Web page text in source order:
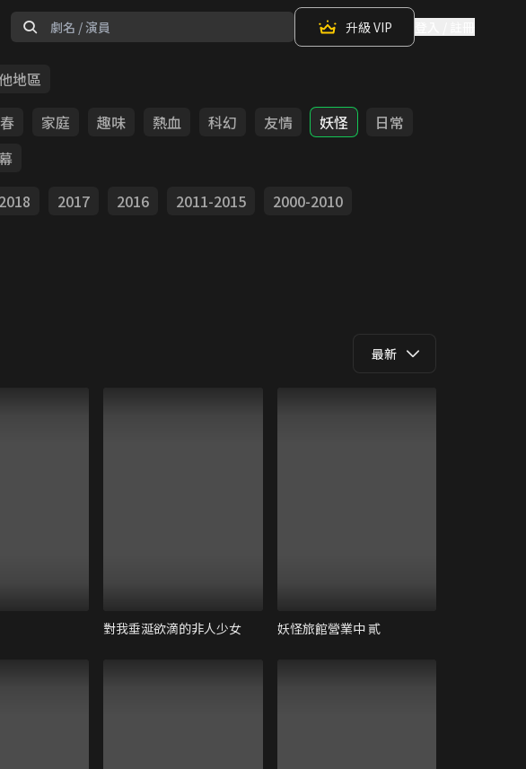
升級 VIP
地區
家庭 趣味 熱血 科幻 友情 妖怪
日常
2018 2017 2016 2011-2015
2000-2010
最新
對我垂涎欲滴的非人少女 妖怪旅館營業中 貳